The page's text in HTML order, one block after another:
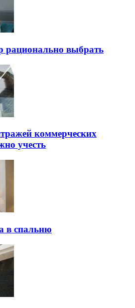
рационально выбрать
коммерческих
учесть
в спальню